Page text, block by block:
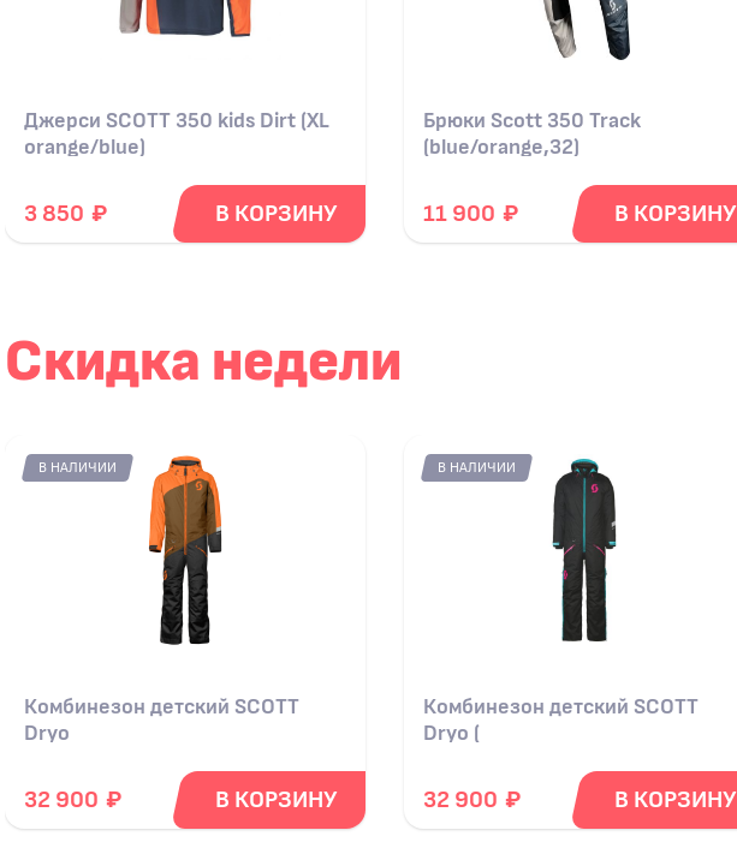
Джерси SCOTT 350 kids Dirt (XL
orange/blue)
3 850 ₽ В КОРЗИНУ
Брюки Scott 350 Track
(blue/orange,32)
11 900 ₽ В КОРЗИНУ
Скидка недели
В НАЛИЧИИ
Комбинезон детский SCOTT
Dryo
32 900 ₽ В КОРЗИНУ
В НАЛИЧИИ
Комбинезон детский SCOTT
Dryo (
32 900 ₽ В КОРЗИНУ